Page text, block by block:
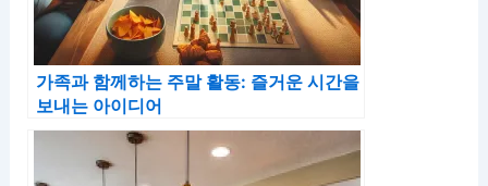
가족과 함께하는 주말 활동: 즐거운 시간을
보내는 아이디어